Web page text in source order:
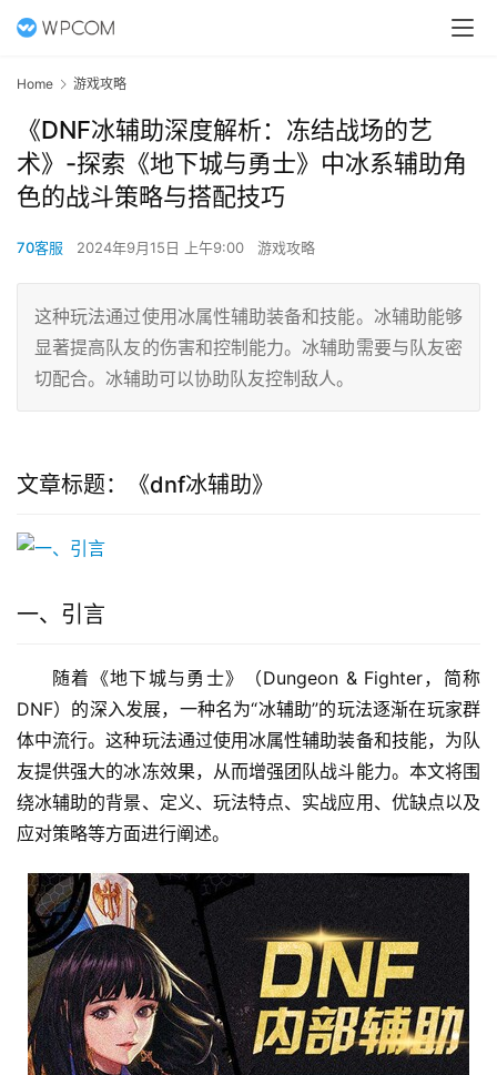
Home 游戏攻略
《DNF冰辅助深度解析：冻结战场的艺
术》-探索《地下城与勇士》中冰系辅助角
色的战斗策略与搭配技巧
70客服 2024年9月15日 上午9:00 游戏攻略
这种玩法通过使用冰属性辅助装备和技能。冰辅助能够
显著提高队友的伤害和控制能力。冰辅助需要与队友密
切配合。冰辅助可以协助队友控制敌人。
文章标题：《dnf冰辅助》
一、引言
随着《地下城与勇士》（Dungeon & Fighter，简称
DNF）的深入发展，一种名为“冰辅助”的玩法逐渐在玩家群
体中流行。这种玩法通过使用冰属性辅助装备和技能，为队
友提供强大的冰冻效果，从而增强团队战斗能力。本文将围
绕冰辅助的背景、定义、玩法特点、实战应用、优缺点以及
应对策略等方面进行阐述。